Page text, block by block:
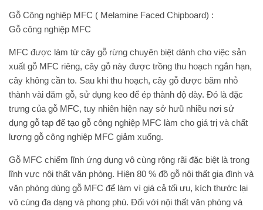
Gỗ Công nghiệp MFC ( Melamine Faced Chipboard) :
Gỗ công nghiệp MFC
MFC được làm từ cây gỗ rừng chuyên biệt dành cho việc sản
xuất gỗ MFC riêng, cây gỗ này được trồng thu hoạch ngắn hạn,
cây không cần to. Sau khi thu hoạch, cây gỗ được băm nhỏ
thành vài dăm gỗ, sử dụng keo để ép thành độ dày. Đó là đặc
trưng của gỗ MFC, tuy nhiên hiện nay sở hưũ nhiều nơi sử
dụng gỗ tạp để tạo gỗ công nghiệp MFC làm cho giá trị và chất
lượng gỗ công nghiệp MFC giảm xuống.
Gỗ MFC chiếm lĩnh ứng dụng vô cùng rộng rãi đặc biệt là trong
lĩnh vực nội thất văn phòng. Hiện 80 % đồ gỗ nội thất gia đình và
văn phòng dùng gỗ MFC để làm vì giá cả tối ưu, kích thước lại
vô cùng đa dạng và phong phú. Đối với nội thất văn phòng và